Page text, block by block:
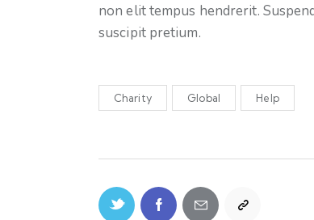
non elit tempus hendrerit.
suscipit pretium.
Charity Global Help